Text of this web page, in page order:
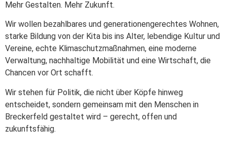
Mehr Gestalten. Mehr Zukunft.
Wir wollen bezahlbares und generationengerechtes Wohnen,
starke Bildung von der Kita bis ins Alter, lebendige Kultur und
Vereine, echte Klimaschutzmaßnahmen, eine moderne
Verwaltung, nachhaltige Mobilität und eine Wirtschaft, die
Chancen vor Ort schafft.
Wir stehen für Politik, die nicht über Köpfe hinweg
entscheidet, sondern gemeinsam mit den Menschen in
Breckerfeld gestaltet wird – gerecht, offen und
zukunftsfähig.